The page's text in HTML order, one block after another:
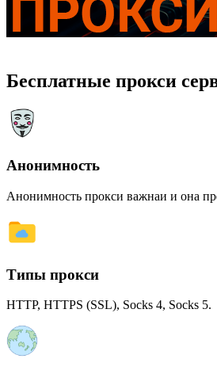
Бесплатные прокси
Анонимность
Анонимность прокси важнаи и она
Типы прокси
HTTP, HTTPS (SSL), Socks 4, Socks 5.